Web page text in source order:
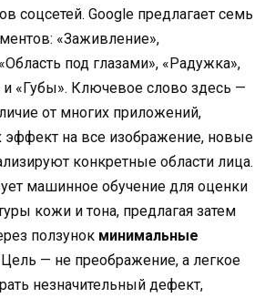
соцсетей. Google предлагает семь
«Заживление»,
под глазами», «Радужка»,
и «Губы». Ключевое слово здесь —
от многих приложений,
на все изображение, новые
конкретные области лица.
машинное обучение для оценки
кожи и тона, предлагая затем
ползунок минимальные
— не преображение, а легкое
незначительный дефект,